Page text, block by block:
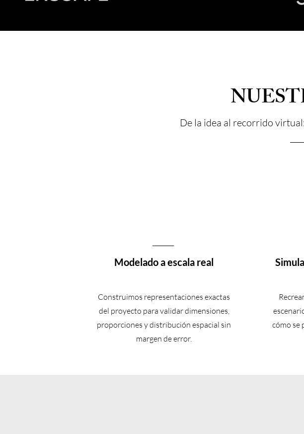
De la idea al recorrido
Modelado a escala real
Construimos representaciones exactas
del proyecto para validar dimensiones,
proporciones y distribución espacial sin
margen de error.
cómo se